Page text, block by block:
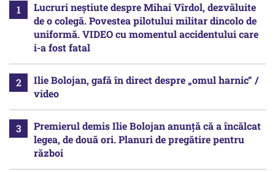
Lucruri neștiute despre Mihai Vîrdol, dezvăluite
de o colegă. Povestea pilotului militar dincolo de
uniformă. VIDEO cu momentul accidentului care
i-a fost fatal
Ilie Bolojan, gafă în direct despre „omul harnic“ /
video
Premierul demis Ilie Bolojan anunță că a încălcat
legea, de două ori. Planuri de pregătire pentru
război